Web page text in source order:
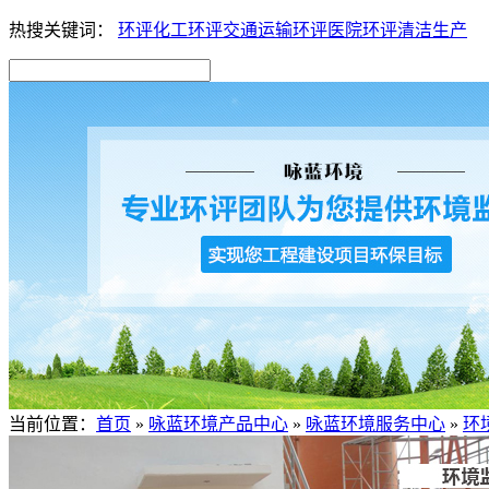
热搜关键词： 环评化工环评交通运输环评医院环评清洁生产
当前位置： 首页 » 咏蓝环境产品中心 » 咏蓝环境服务中心 » 环